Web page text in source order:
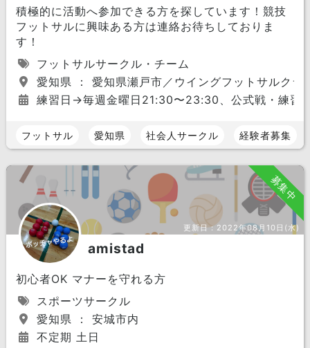
積極的に活動へ参加できる方を探しています！競技
フットサルに興味ある方は連絡お待ちしておりま
す！
フットサルサークル・チーム
愛知県 ： 愛知県瀬戸市／ウイングフットサルクラ
練習日→毎週金曜日21:30〜23:30、公式戦・練習
フットサル 愛知県 社会人サークル 経験者募集
募集中
更新日： 2022年08月10日(水)
amistad
初心者OK マナーを守れる方
スポーツサークル
愛知県 ： 安城市内
不定期 土日